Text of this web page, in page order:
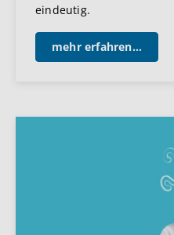
eindeutig.
mehr erfahren...